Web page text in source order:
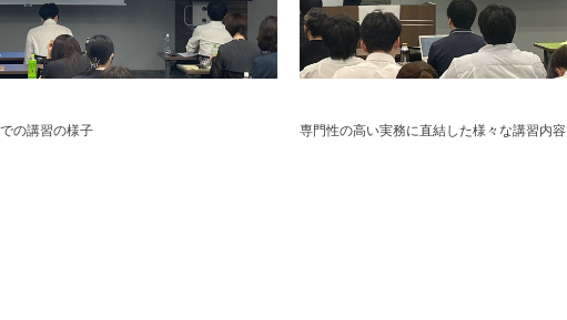
の講習の様子 専門性の高い実務に直結した様々な講習内容